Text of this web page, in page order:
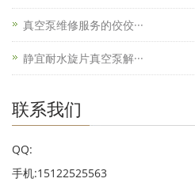
真空泵维修服务的佼佼···
静宜耐水旋片真空泵解···
联系我们
QQ:
手机:15122525563